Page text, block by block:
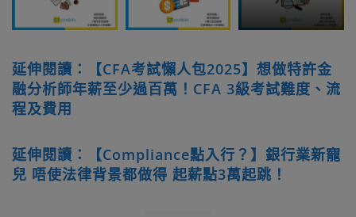
延伸閱讀：【CFA考試懶人包2025】想做特許金
融分析師年薪至少過百萬！CFA 3級考試難度、流
程及費用
延伸閱讀：【Compliance點入行？】銀行業新寵
兒 唔使法律背景都做得 起薪點3萬起跳！